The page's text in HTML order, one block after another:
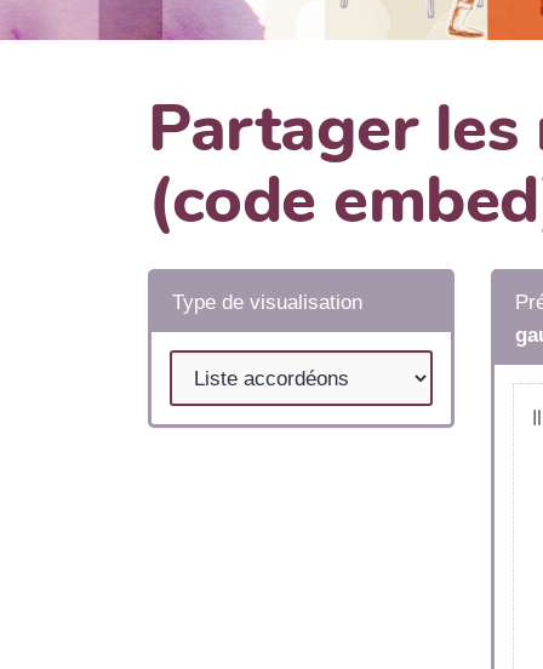
Partager
(code
Type de visualisation